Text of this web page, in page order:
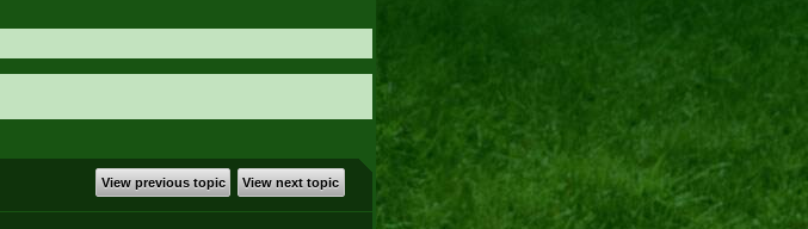
View previous topic View next topic